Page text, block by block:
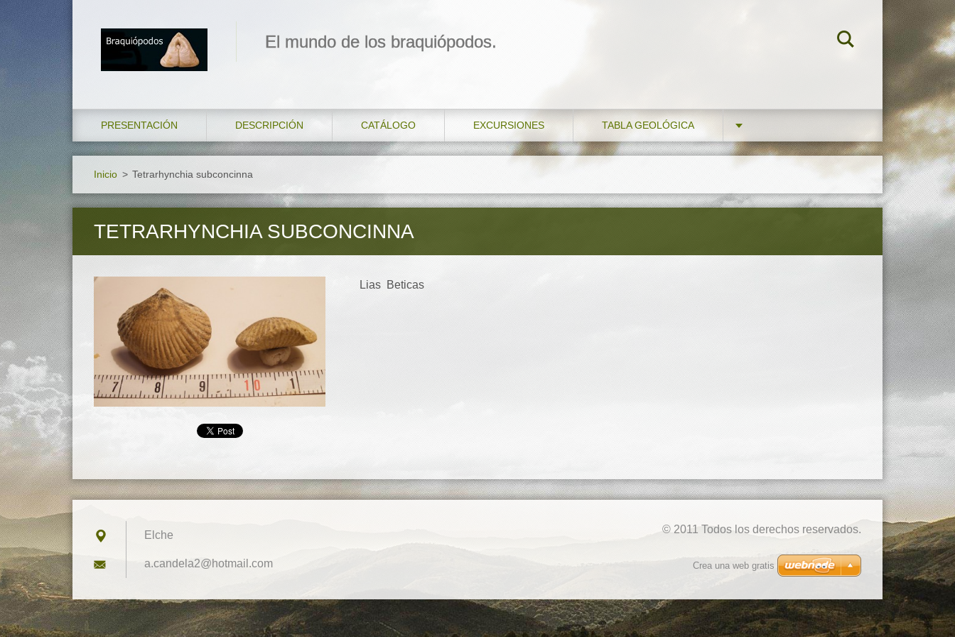
El mundo de los braquiópodos.
PRESENTACIÓN DESCRIPCIÓN CATÁLOGO EXCURSIONES TABLA GEOLÓGICA
Inicio > Tetrarhynchia subconcinna
TETRARHYNCHIA SUBCONCINNA
Lias Beticas
Elche
a.candel a2@hotmail.com
© 2011 Todos los derechos reservados.
Crea una web gratis